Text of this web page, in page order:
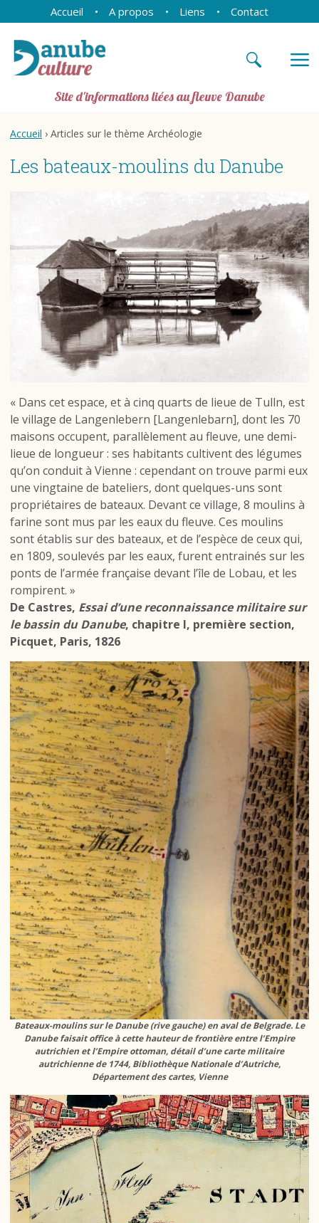
Accueil A propos Liens Contact
Site d'informations liées au fleuve Danube
Accueil › Articles sur le thème Archéologie
Les bateaux-moulins du Danube
« Dans cet espace, et à cinq quarts de lieue de Tulln, est
le village de Langenlebern [Langenlebarn], dont les 70
maisons occupent, parallèlement au fleuve, une demi-
lieue de longueur : ses habitants cultivent des légumes
qu’on conduit à Vienne : cependant on trouve parmi eux
une vingtaine de bateliers, dont quelques-uns sont
propriétaires de bateaux. Devant ce village, 8 moulins à
farine sont mus par les eaux du fleuve. Ces moulins
sont établis sur des bateaux, et de l’espèce de ceux qui,
en 1809, soulevés par les eaux, furent entrainés sur les
ponts de l’armée française devant l’île de Lobau, et les
rompirent. »
De Castres, Essai d’une reconnaissance militaire sur
le bassin du Danube, chapitre I, première section,
Picquet, Paris, 1826
Bateaux-moulins sur le Danube (rive gauche) en aval de Belgrade. Le
Danube faisait office à cette hauteur de frontière entre l’Empire
autrichien et l’Empire ottoman, détail d’une carte militaire
autrichienne de 1744, Bibliothèque Nationale d’Autriche,
Département des cartes, Vienne